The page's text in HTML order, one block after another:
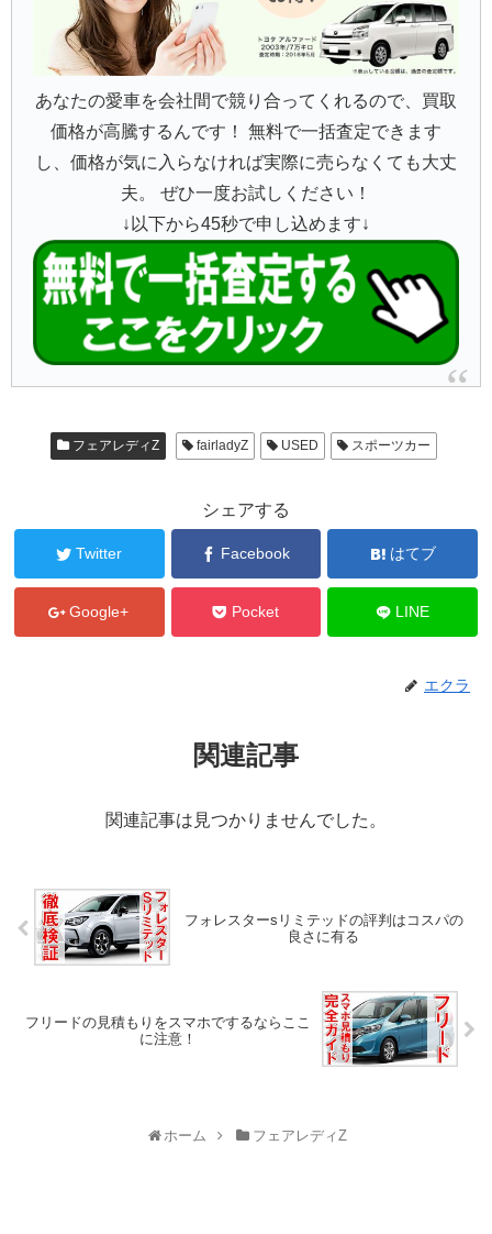
あなたの愛車を会社間で競り合ってくれるので、買取
価格が高騰するんです！ 無料で一括査定できます
し、価格が気に入らなければ実際に売らなくても大丈
夫。 ぜひ一度お試しください！
↓以下から45秒で申し込めます↓
フェアレディZ fairladyZ USED スポーツカー
シェアする
Twitter Facebook はてブ
Google+ Pocket LINE
エクラ
関連記事
関連記事は見つかりませんでした。
フォレスターsリミテッドの評判はコスパの
良さに有る
フリードの見積もりをスマホでするならここ
に注意！
ホーム フェアレディZ